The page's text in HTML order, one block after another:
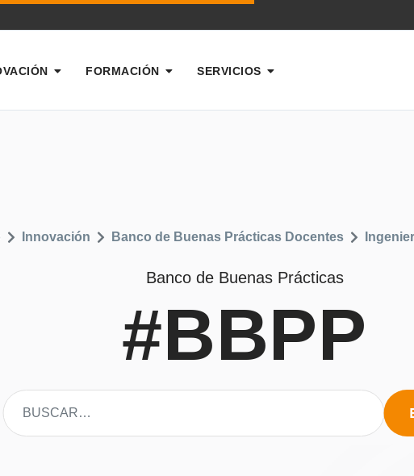
FORMACIÓN SERVICIOS
#BBPP
Banco de Buenas Prácticas
Innovación Banco de Buenas Prácticas Docentes